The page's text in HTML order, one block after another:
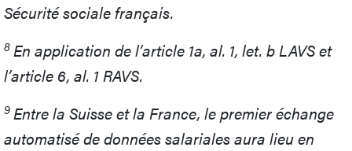
Sécurité sociale français.
8En application de l’article 1a, al. 1, let. b LAVS et
l’article 6, al. 1 RAVS.
9Entre la Suisse et la France, le premier échange
automatisé de données salariales aura lieu en